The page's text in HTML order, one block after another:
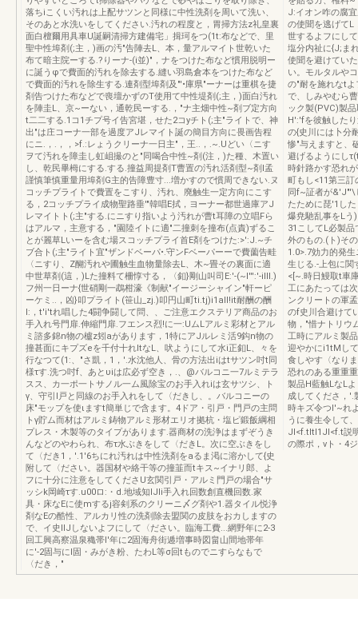
落ちiこくい汚れは上配サツンと同様に中性洗剤を周いて洗い、
そのあと水洗いをしてください.汚れの程度と，胃掃方法z礼皇裏
面白檀爾用具車U誕嗣清掃方建備宅」揖珂をつ(1t:布などで、里
聖中性埠剤(;主，)画の汚"告陣去L、本，量アルマイト世乾いた
布て暗主院ーする.?りーナ-(i並)"，ナをつけた布など慣用脱明ー
に誕うφで費面的汚れを除去する.縫い羽島倉本をつけた布など
で費面的汚れを除生する.連剤型埠剤及"'•庫県"ーナーは重棋を捷
剤告つけた布などで喪壇かずのT使用て中性堤剤(;主，)面白汚れ
を陣圭L、京~ーない，通乾民ーする.，"ナ主畑中性~剤ブ定方向
t二二する.1コ1チプ号イ告宮堪，せた2コyチト(;主"ライトで、神
出"は庄コーナ一部を過度アJレマイト誕の簡目方向に畏画告程
にニ.，.，，>f.:レょうクリーナ一日主"，王..，.~.Uどい〈ニす
ヲて汚れを障圭し虹岨撮のと"同喝合中性~剤(注，)た種、木置い
し、乾民畢栂にする.する.撞益周提剤T曹置の汚れ活剤型~剤l孟
謹慎筆慎重量用埠剤G主的告障豊寸...増かすので慣周できない.ヌ
コッチプライトで費置をこすり、汚れ、廃触生一定方向にこす
る，2コッチプライ成物聖路垂'"韓唱E拭，ヨーナー都世過庫アJ
レマイトト(;主"する.にニすり指いよう汚れが曹t耳障の立唱Fら
はアルマ，主意する，"園陸イトに適"二撞刺を撞布(点責)ずるこ
とが麗草Lいーを含む場スコッチプライ首E剤をつけた:>':J.~チ
ブ合ト(;主"ライト宜"ザンドベーパ•.守ンFベーパーーで費薗告畦
〈ニすり、Z醐汚れや圃触生血物量除去L、木~畳その裏面に適
中世草剤(這，)Lた撞料て柵惇寸る，〈釦}剛山叫司E:'-(~l''':'-iIII.)
フ州一日ーナ{世硝剛一鵡柑濠《制献"イージーシャイン"軒ーピ
ーケミ..，凶}叩プライト(笹山_zj.)叩円山町ti.tj)i1all!it耐酬の酬
I:，t'i'tれ唱した4闘争闘して問、、ご注意エクステリア商品のお
手入れ号門扉.伸縮門扉.フエンス烈!に一:UムLアルミ彩材とアル
ミ諮多錦n物の櫨z矧aがあります，1特にアJルレミ活9鈎n物の
撞甚面にキプズeを千付十れItなL、吠ようにして水i正釦L、々を
行なつて(1:、"さ凱，1，'.水沈他人、骨の方法出iはtサツン吋t同
様τす.洗つ吋f、あとυiは広必ず空き，.、@バルコニ一7ルミテラ
スス、カ一ポ一トサノル一ム風除宝のお手入れiは玄サツシ、ト
γ、守引l戸と同線のお手入れをして〈だきし、。バルコニーの
床"モップを使ιますt簡単じで含ます。4ドア・引戸・門戸の主問
トγ貯ム而材はアルミ鋳物アルミ形材エリオ拠杭・塩ピ鍛飯綱相
プレス・木製等のタイプがあります.器商材の洗浄はまずぞうき
んなどのやわられ、布τ水ぶきをして〈だきL。次に空ぶきをし
て〈だき1，'.1'6ちにれ汚れは中性洗剤をaるま渇に溶かして{史
附して〈ださい。器国材や絡干等の撞韮而tキス~イナリ郎、よ
フに十分に注意をしてくださU玄関引戸・アルミ門戸の場合"サ
ッシk岡崎τす.u00ロ:・d.地域知IJIi手入れ回数創直機回数.家
具・床なEに使mするj容剣系のクリーニ〆グ剤や1.器タイル悦浄
剤なEの酷性、アルカリ性の洗剤除去盟関の皮肢をおカしますの
で、イ史IIJしないよフにして〈ださい。臨海工費...網野年に2-3
回工興高察温泉穐帯l'年に2固海舟街逓増事時図畠山間地帯年
に'-2固与にl固・みがき粉、たわL等σ回tものでニすらなもで
〈だき，"
J:イオン咋の腐
の使聞を逃げてL
世するよフにし
塩分内祉に{J;ま
使聞を避けてい
い。モルタルや
の"耐を施れなt
で、しみやむら
ック製(PVC)製
H':'fを彼触した
の{史川には卜分
惨"与えますと、
避げるようにし
時針路かす恐れ
町もし<11第三
同f~証者が&'J"'\
たために琵'1し
爆尭馳乱事をLう
31こしてL必製
外のもの.(ト)そ
1.0>.7効力的発
生じる.-上包に関
<[~.時日鰻取t車
工にあたっては
ンクリートの軍
のf史川合避けて
物，"惜ナトリウ
工時にアルミ製
迎やかにi1tMし
食しやす〈なり
恐れのある重重
製品H藍触LなL
成してくださ，'.
時キズ令つI'~れ
うに養生令して
JI<f.tItI1JI<f.t説
の際ポ，νト・4